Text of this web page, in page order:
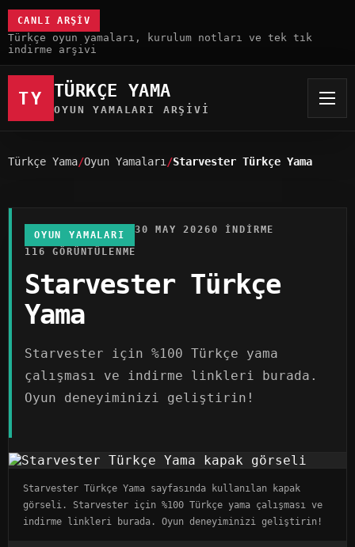
CANLI ARŞIV
Türkçe oyun yamaları, kurulum notları ve tek tık
indirme arşivi
TY TÜRKÇE YAMA
OYUN YAMALARI ARŞIVI
Türkçe Yama Oyun Yamaları Starvester Türkçe Yama
OYUN YAMALARI 30 MAY 20260 INDIRME
116 GÖRÜNTÜLENME
Starvester Türkçe
Yama
Starvester için %100 Türkçe yama
çalışması ve indirme linkleri burada.
Oyun deneyiminizi geliştirin!
Starvester Türkçe Yama sayfasında kullanılan kapak
görseli. Starvester için %100 Türkçe yama çalışması ve
indirme linkleri burada. Oyun deneyiminizi geliştirin!